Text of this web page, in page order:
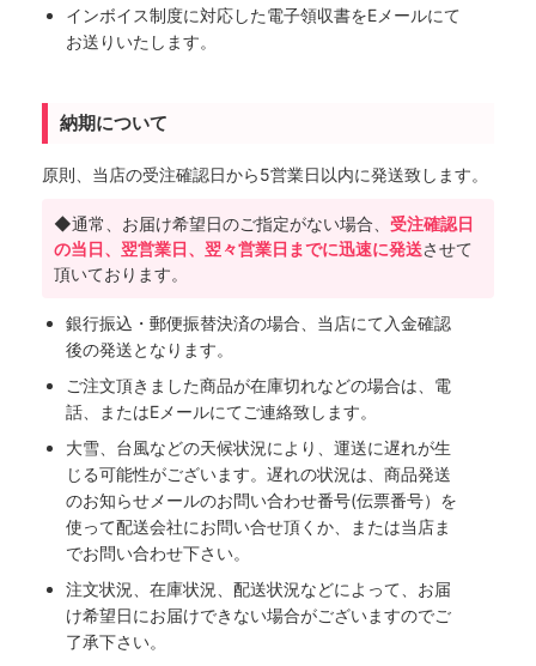
インボイス制度に対応した電子領収書をEメールにて
お送りいたします。
納期について
原則、当店の受注確認日から5営業日以内に発送致します。
◆通常、お届け希望日のご指定がない場合、 受注確認日
の当日、翌営業日、翌々営業日までに迅速に発送させて
頂いております。
銀行振込・郵便振替決済の場合、当店にて入金確認
後の発送となります。
ご注文頂きました商品が在庫切れなどの場合は、電
話、またはEメールにてご連絡致します。
大雪、台風などの天候状況により、運送に遅れが生
じる可能性がございます。遅れの状況は、商品発送
のお知らせメールのお問い合わせ番号(伝票番号）を
使って配送会社にお問い合せ頂くか、または当店ま
でお問い合わせ下さい。
注文状況、在庫状況、配送状況などによって、お届
け希望日にお届けできない場合がございますのでご
了承下さい。